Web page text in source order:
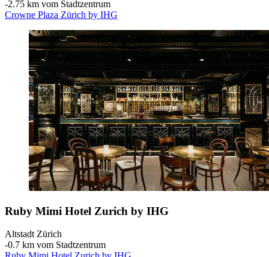
‐2.75 km vom Stadtzentrum
Crowne Plaza Zürich by IHG
Ruby Mimi Hotel Zurich by IHG
Altstadt Zürich
‐0.7 km vom Stadtzentrum